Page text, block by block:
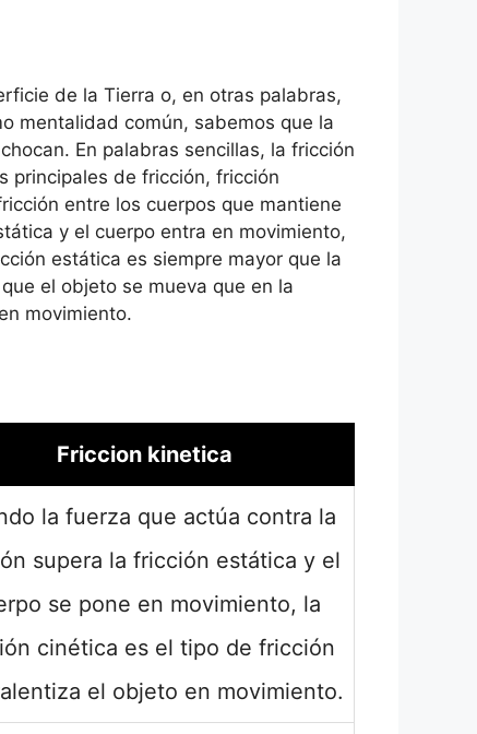
de la Tierra o, en otras palabras,
mentalidad común, sabemos que la
En palabras sencillas, la fricción
principales de fricción, fricción
entre los cuerpos que mantiene
y el cuerpo entra en movimiento,
estática es siempre mayor que la
el objeto se mueva que en la
movimiento.
Friccion kinetica
la fuerza que actúa contra la
supera la fricción estática y el
se pone en movimiento, la
cinética es el tipo de fricción
el objeto en movimiento.